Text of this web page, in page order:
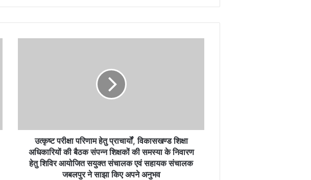
उत्कृष्ट परीक्षा परिणाम हेतु प्राचार्यों, विकासखण्ड शिक्षा
अधिकारियों की बैठक संपन्न शिक्षकों की समस्या के निवारण
हेतु शिविर आयोजित सयुक्त संचालक एवं सहायक संचालक
जबलपुर ने साझा किए अपने अनुभव